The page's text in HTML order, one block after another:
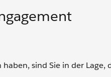
sind Sie in der